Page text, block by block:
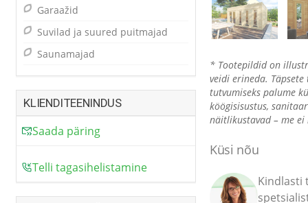
* Tootepildid on
veidi erineda.
tutvumiseks palume
köögisisustus,
näitlikustavad – me ei
Küsi nõu
Kindlasti
Garaažid
Suvilad ja suured puitmajad
Saunamajad
KLIENDITEENINDUS
Saada päring
Telli tagasihelistamine